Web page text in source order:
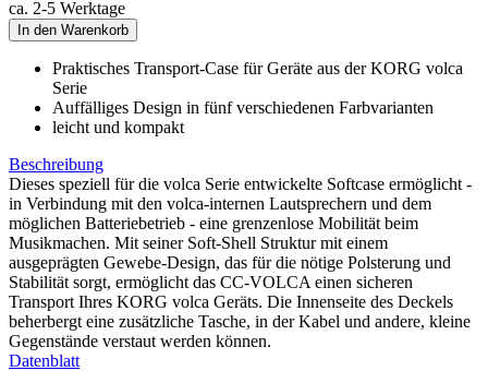
ca. 2-5 Werktage
In den Warenkorb
Praktisches Transport-Case für Geräte aus der KORG volca
Serie
Auffälliges Design in fünf verschiedenen Farbvarianten
leicht und kompakt
Beschreibung
Dieses speziell für die volca Serie entwickelte Softcase ermöglicht -
in Verbindung mit den volca-internen Lautsprechern und dem
möglichen Batteriebetrieb - eine grenzenlose Mobilität beim
Musikmachen. Mit seiner Soft-Shell Struktur mit einem
ausgeprägten Gewebe-Design, das für die nötige Polsterung und
Stabilität sorgt, ermöglicht das CC-VOLCA einen sicheren
Transport Ihres KORG volca Geräts. Die Innenseite des Deckels
beherbergt eine zusätzliche Tasche, in der Kabel und andere, kleine
Gegenstände verstaut werden können.
Datenblatt